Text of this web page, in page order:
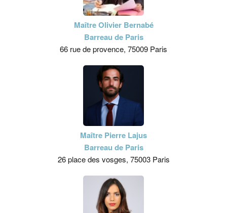
Maître Olivier Bernabé
Barreau de Paris
66 rue de provence, 75009 Paris
Maître Pierre Lajus
Barreau de Paris
26 place des vosges, 75003 Paris